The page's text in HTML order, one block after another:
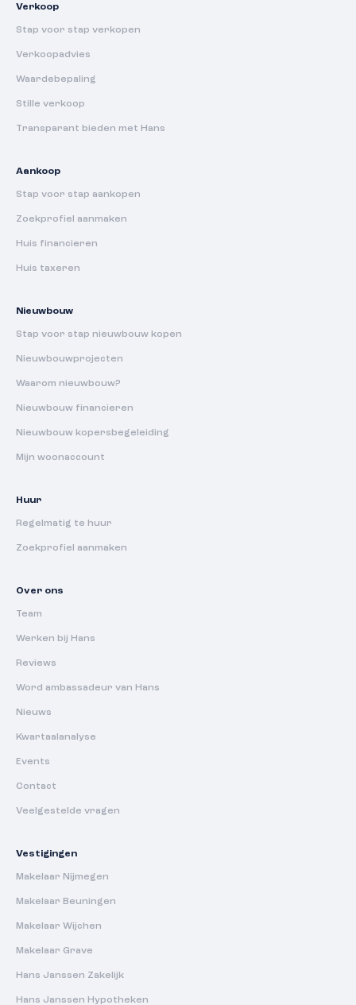
Verkoop
Stap voor stap verkopen
Verkoopadvies
Waardebepaling
Stille verkoop
Transparant bieden met Hans
Aankoop
Stap voor stap aankopen
Zoekprofiel aanmaken
Huis financieren
Huis taxeren
Nieuwbouw
Stap voor stap nieuwbouw kopen
Nieuwbouwprojecten
Waarom nieuwbouw?
Nieuwbouw financieren
Nieuwbouw kopersbegeleiding
Mijn woonaccount
Huur
Regelmatig te huur
Zoekprofiel aanmaken
Over ons
Team
Werken bij Hans
Reviews
Word ambassadeur van Hans
Nieuws
Kwartaalanalyse
Events
Contact
Veelgestelde vragen
Vestigingen
Makelaar Nijmegen
Makelaar Beuningen
Makelaar Wijchen
Makelaar Grave
Hans Janssen Zakelijk
Hans Janssen Hypotheken